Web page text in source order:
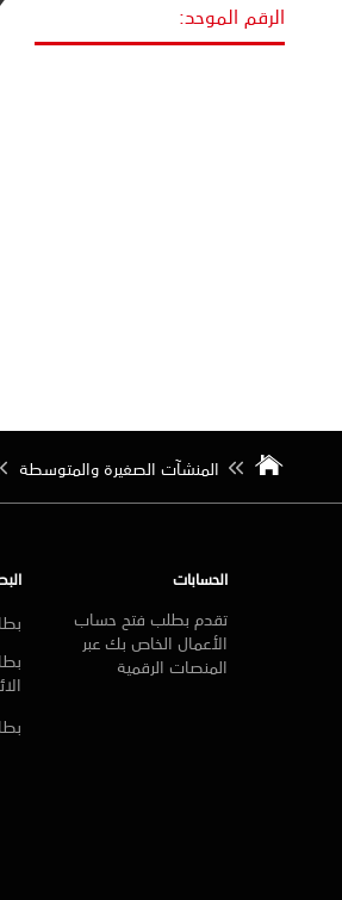
الرقم الموحد:
المنشآت الصغيرة والمتوسطة
الحسابات
تقدم بطلب فتح حساب
الأعمال الخاص بك عبر
المنصات الرقمية